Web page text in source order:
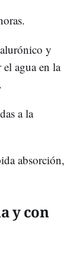
y
agua en la
a la
absorción,
y con